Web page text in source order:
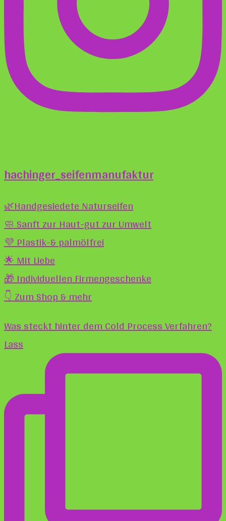
hachinger_seifenmanufaktur
🌿Handgesiedete Naturseifen
🧼 Sanft zur Haut-gut zur Umwelt
💜 Plastik-& palmölfrei
🌟 Mit Liebe
🎁 Individuellen Firmengeschenke
👇 Zum Shop & mehr
Was steckt hinter dem Cold Process Verfahren?
Lass